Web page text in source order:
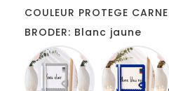
COULEUR PROTEGE
BRODER: Blanc jaune
Blanc
gris